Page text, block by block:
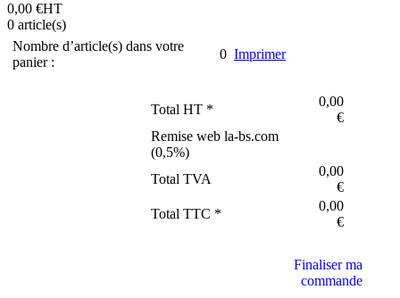
0,00 €HT
0 article(s)
Nombre d’article(s) dans votre
panier :
0 Imprimer
Total HT *
0,00
€
Remise web la-bs.com
(0,5%)
Total TVA
0,00
€
Total TTC *
0,00
€
Finaliser ma
commande